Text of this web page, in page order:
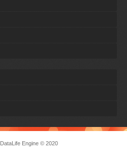
DataLife Engine© 2020